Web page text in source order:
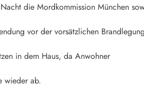
die Mordkommission München
vor der vorsätzlichen Brandlegung
in dem Haus, da Anwohner
wieder ab.